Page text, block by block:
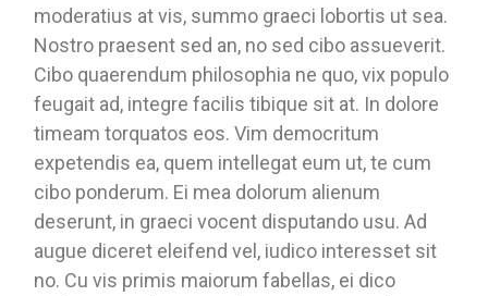
moderatius at vis, summo graeci lobortis ut sea.
Nostro praesent sed an, no sed cibo assueverit.
Cibo quaerendum philosophia ne quo, vix populo
feugait ad, integre facilis tibique sit at. In dolore
timeam torquatos eos. Vim democritum
expetendis ea, quem intellegat eum ut, te cum
cibo ponderum. Ei mea dolorum alienum
deserunt, in graeci vocent disputando usu. Ad
augue diceret eleifend vel, iudico interesset sit
no. Cu vis primis maiorum fabellas, ei dico